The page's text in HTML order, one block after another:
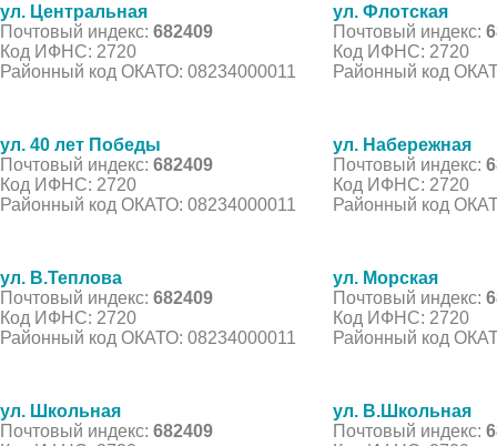
ул. Центральная
Почтовый индекс: 682409
Код ИФНС: 2720
Районный код ОКАТО: 08234000011
ул. Флотская
Почтовый индекс:
Код ИФНС: 2720
Районный код
ул. 40 лет Победы
Почтовый индекс: 682409
Код ИФНС: 2720
Районный код ОКАТО: 08234000011
ул. Набережная
Почтовый индекс:
Код ИФНС: 2720
Районный код
ул. В.Теплова
Почтовый индекс: 682409
Код ИФНС: 2720
Районный код ОКАТО: 08234000011
ул. Морская
Почтовый индекс:
Код ИФНС: 2720
Районный код
ул. Школьная
Почтовый индекс: 682409
ул. В.Школьная
Почтовый индекс: